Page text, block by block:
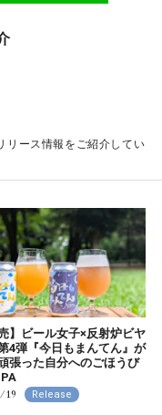
リース情報をご紹介してい
売】ビール女子×反射炉ビヤ
4弾『今日もまんてん』が
張った自分へのごほうび
19 Release